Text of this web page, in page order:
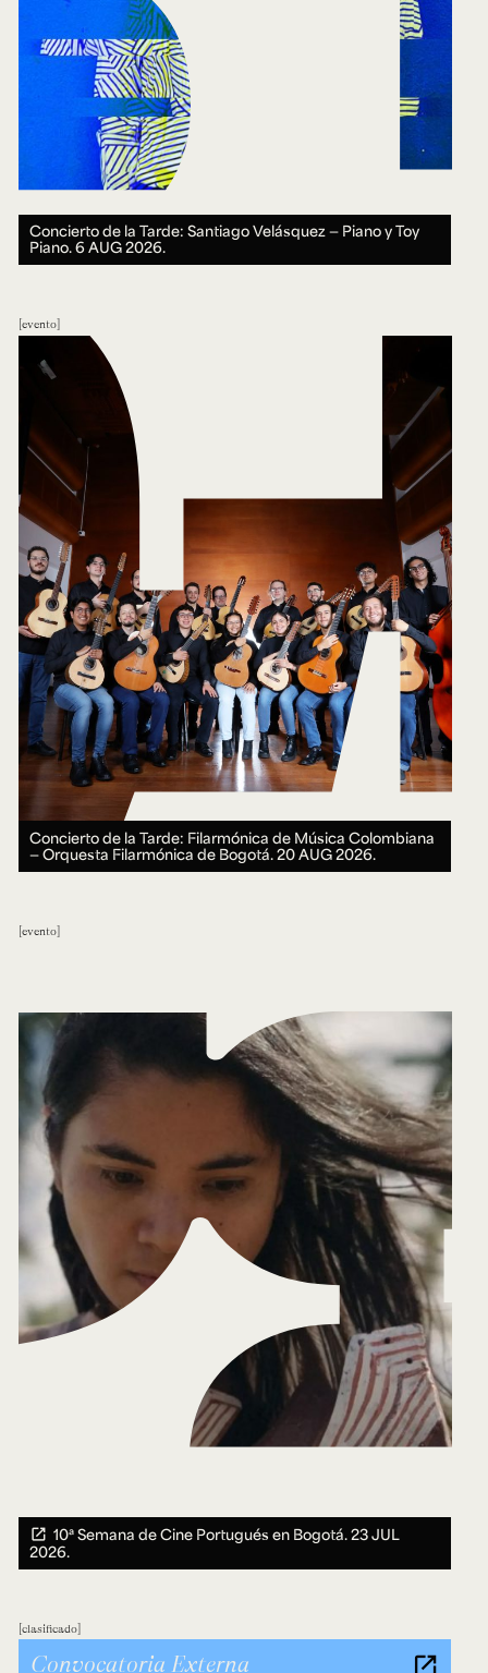
Concierto de la Tarde: Santiago Velásquez — Piano y Toy
Piano.6 AUG 2026.
evento
Concierto de la Tarde: Filarmónica de Música Colombiana
— Orquesta Filarmónica de Bogotá.20 AUG 2026.
evento
10ª Semana de Cine Portugués en Bogotá.23 JUL
2026.
clasificado
Convocatoria Externa